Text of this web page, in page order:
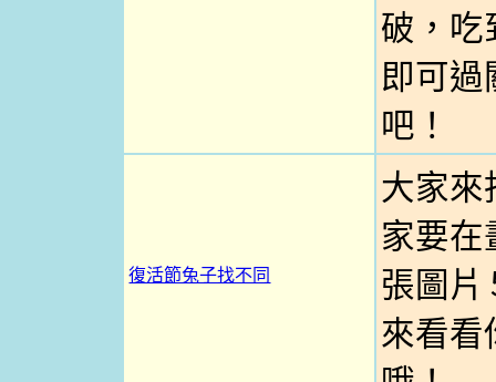
破，吃
即可過
吧！
復活節兔子找不同
大家來
家要在
張圖片
來看看